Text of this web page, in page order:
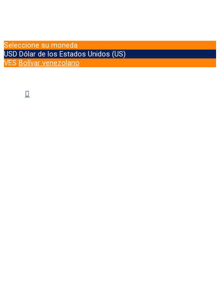
Seleccione su moneda
USD Dólar de los Estados Unidos (US)
VES Bolívar venezolano